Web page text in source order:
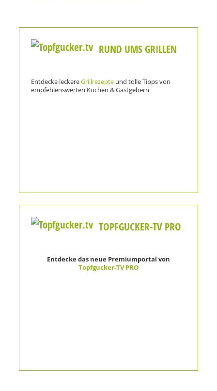
RUND UMS GRILLEN
Entdecke leckereGrillrezepte und tolle Tipps von
empfehlenswerten Köchen & Gastgebern
TOPFGUCKER-TV PRO
Entdecke das neue Premiumportal von
Topfgucker-TV PRO